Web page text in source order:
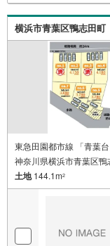
情報ですお
時にはお車
タッフまで
パー、ドラ
件レポート
自宅や指定
横浜市青葉区鴨志田町
東急田園都市線 「青葉
神奈川県横浜市青葉区鴨
土地144.1m2